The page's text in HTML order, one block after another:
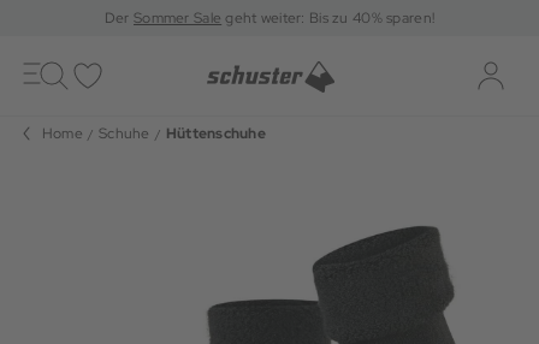
DerSommer Sale geht weiter: Bis zu 40% sparen!
Toggle
navigation
Home Schuhe Hüttenschuhe